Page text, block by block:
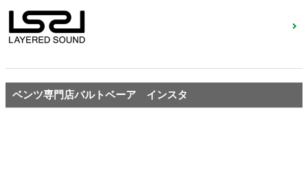
ベンツ専門店バルトベーア インスタ